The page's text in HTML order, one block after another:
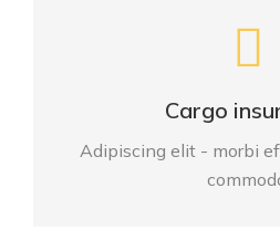
Cargo
Adipiscing elit - morbi